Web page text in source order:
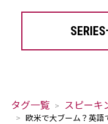
タグ一覧 スピーキ
欧米で大ブーム？英語